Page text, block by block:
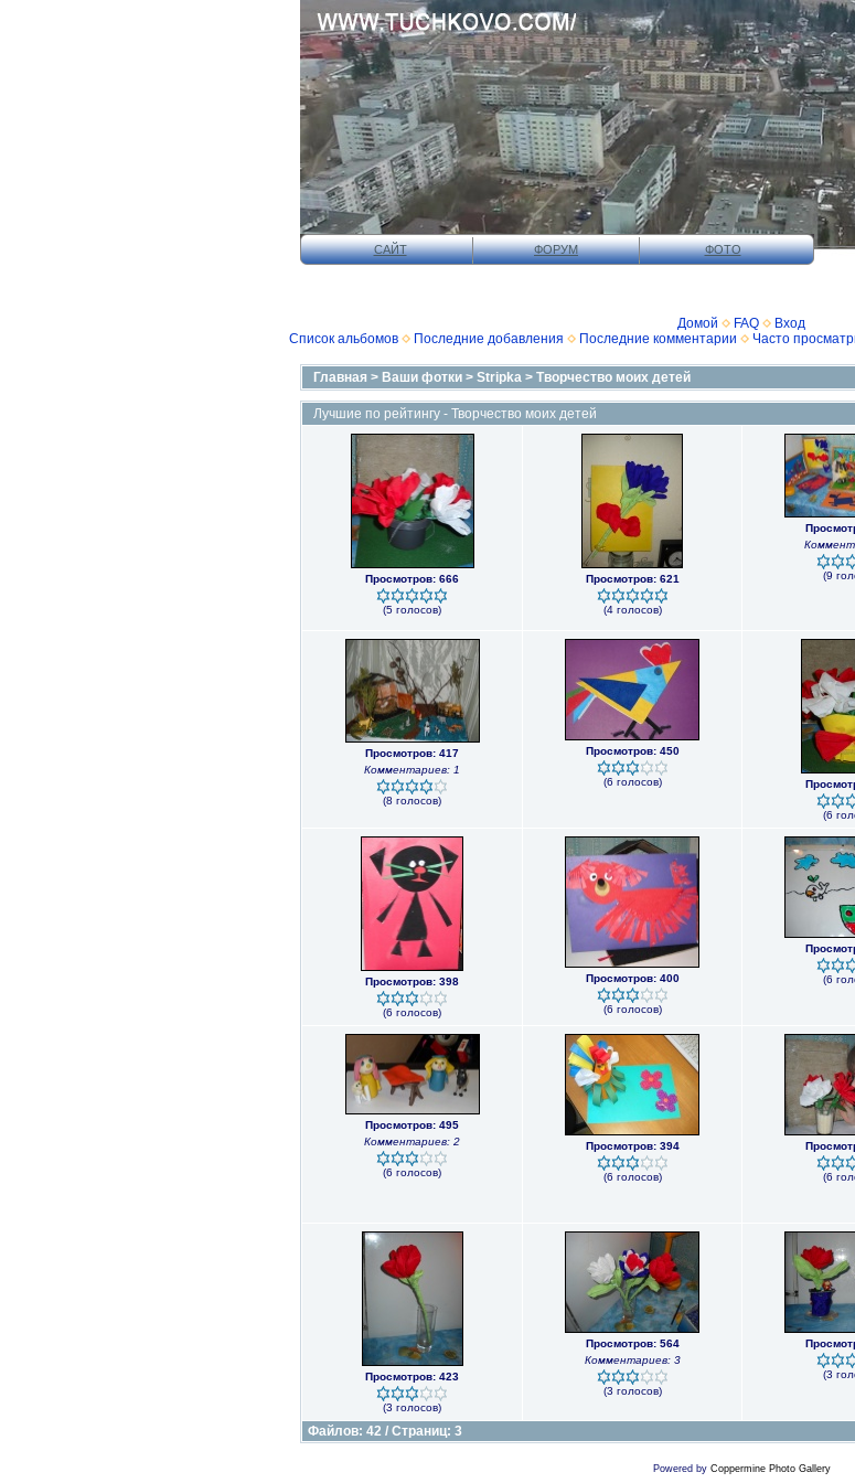
САЙТ ФОРУМ
ФОТО
Домой FAQ
Вход
Список альбомов
Последние добавления Последние комментарии Часто
Главная > Ваши фотки > Stripka > Творчество моих детей
Лучшие по рейтингу - Творчество моих детей
Просмотров: 666
(5 голосов)
Просмотров: 621
(4 голосов)
(9
Просмотров: 417
Комментариев: 1
(8 голосов)
Просмотров: 450
(6 голосов)
(6
Просмотров: 398
(6 голосов)
Просмотров: 400
(6 голосов)
(6
Просмотров: 495
Комментариев: 2
(6 голосов)
Просмотров: 394
(6 голосов) (6
Просмотров: 423
(3 голосов)
Просмотров: 564
Комментариев: 3
(3 голосов)
(3
Файлов: 42 / Страниц: 3
Powered by Coppermine Photo Gallery